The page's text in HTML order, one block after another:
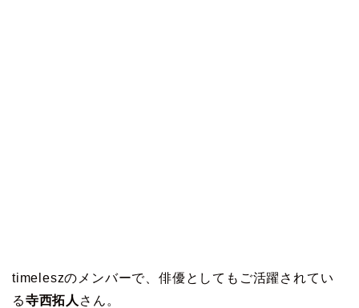
timeleszのメンバーで、俳優としてもご活躍されてい
る寺西拓人 さん。